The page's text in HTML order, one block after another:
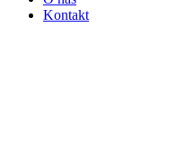
Kontakt